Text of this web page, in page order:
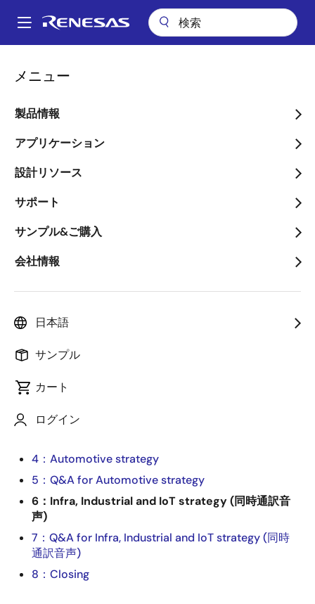
ン
Main
メニュー
製品情報
アプリケーション
設計リソース
サポート
サンプル&ご購入
会社情報
日本語
サンプル
カート
ログイン
パ
ン
く
ず
Infra, Industrial and IoT strategy (同時通訳音声) - ルネサス アナリス
Infra, Industrial and IoT
strategy (同時通訳音声) -
ルネサス アナリストデー
2020年2月21日
このビデオについて
向けに中長期戦略に関する説明会を開催しました。
プレゼンテーション動画
1：Corporate strategy
2：Finance
4：Automotive strategy
5：Q&A for Automotive strategy
6：Infra, Industrial and IoT strategy (同時通訳音
声)
7：Q&A for Infra, Industrial and IoT strategy (同時
通訳音声)
8：Closing